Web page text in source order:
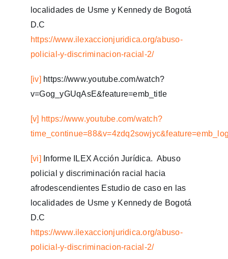
localidades de Usme y Kennedy de Bogotá
D.C
https://www.ilexaccionjuridica.org/abuso-
policial-y-discriminacion-racial-2/
[iv] https://www.youtube.com/watch?
v=Gog_yGUqAsE&feature=emb_title
[v] https://www.youtube.com/watch?
[vi]
Informe ILEX Acción Jurídica. Abuso
policial y discriminación racial hacia
afrodescendientes Estudio de caso en las
localidades de Usme y Kennedy de Bogotá
D.C
https://www.ilexaccionjuridica.org/abuso-
policial-y-discriminacion-racial-2/